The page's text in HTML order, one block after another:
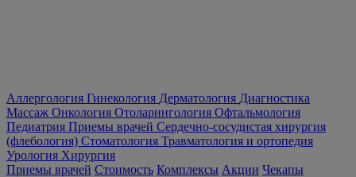
Аллергология Гинекология Дерматология Диагностика
Массаж Онкология Отоларингология Офтальмология
Педиатрия Приемы врачей Сердечно-сосудистая хирургия
(флебология) Стоматология Травматология и ортопедия
Урология Хирургия
Приемы врачей Стоимость Комплексы Акции Чекапы